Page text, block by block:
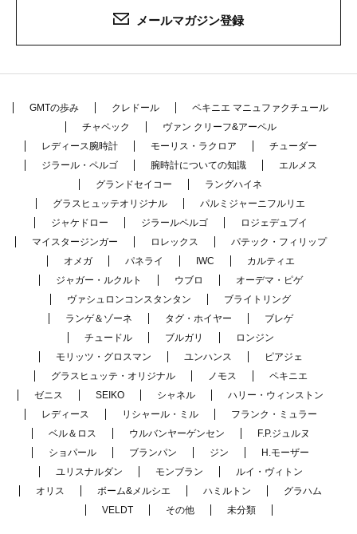
メールマガジン登録
GMTの歩み クレドール
ペキニエ マニュファクチュール
チャペック
ヴァン クリーフ&アーペル
レディース腕時計
モーリス・ラクロア
チューダー
ジラール・ペルゴ
腕時計についての知識
エルメス
グランドセイコー
ラングハイネ
グラスヒュッテオリジナル
パルミジャーニフルリエ
ジャケドロー
ジラールペルゴ
ロジェデュブイ
マイスタージンガー
ロレックス
パテック・フィリップ
オメガ
パネライ IWC
カルティエ
ジャガー・ルクルト
ウブロ
オーデマ・ピゲ
ヴァシュロンコンスタンタン
ブライトリング
ランゲ＆ゾーネ
タグ・ホイヤー
ブレゲ
チュードル
ブルガリ
ロンジン
モリッツ・グロスマン
ユンハンス
ピアジェ
グラスヒュッテ・オリジナル
ノモス
ペキニエ
ゼニス
SEIKO シャネル
ハリー・ウィンストン
レディース
リシャール・ミル
フランク・ミュラー
ベル＆ロス
ウルバンヤーゲンセン
F.P.ジュルヌ
ショパール
ブランパン ジン
H.モーザー
ユリスナルダン
モンブラン
ルイ・ヴィトン
オリス
ボーム&メルシエ ハミルトン
グラハム
VELDT
その他 未分類